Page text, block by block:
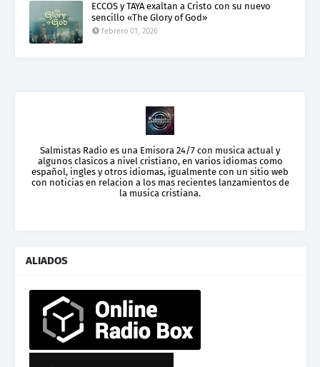
ECCOS y TAYA exaltan a Cristo con su nuevo
sencillo «The Glory of God»
febrero 01, 2026
Salmistas Radio es una Emisora 24/7 con musica actual y
algunos clasicos a nivel cristiano, en varios idiomas como
español, ingles y otros idiomas, igualmente con un sitio web
con noticias en relacion a los mas recientes lanzamientos de
la musica cristiana.
ALIADOS